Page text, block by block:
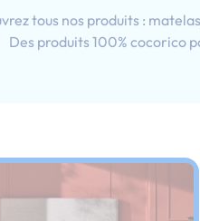
tous nos produits :
Des produits 100% cocorico